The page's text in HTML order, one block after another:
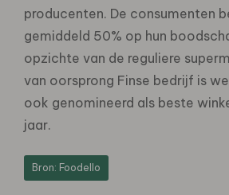
producenten. De consumenten
gemiddeld 50% op hun
opzichte van de reguliere
van oorsprong Finse bedrijf is
ook genomineerd als beste
jaar.
Bron: Foodello